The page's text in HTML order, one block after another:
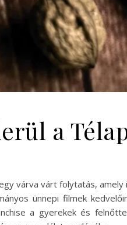
a
várva várt folytatás,
ünnepi filmek
a gyerekek és